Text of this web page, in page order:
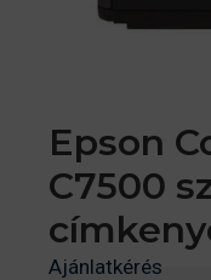
Epson
C7500
Ajánlatkérés